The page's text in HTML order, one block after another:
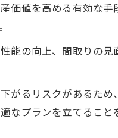
価値を高める有効な
能の向上、間取りの
がるリスクがあるた
プランを立てること